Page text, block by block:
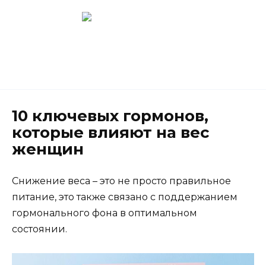
10 ключевых гормонов,
которые влияют на вес
женщин
Снижение веса – это не просто правильное
питание, это также связано с поддержанием
гормонального фона в оптимальном
состоянии.